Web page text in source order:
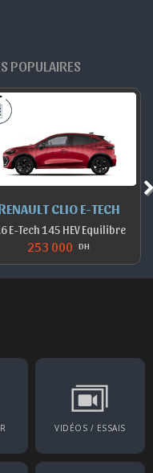
POPULAIRES
RENAULT CLIO E-TECH
E-Tech 145 HEV Equilibre
253 000 DH
VIDÉOS / ESSAIS